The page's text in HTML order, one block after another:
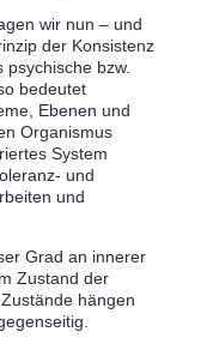
wir nun ‒ und
der Konsistenz
bzw.
bedeutet
Ebenen und
Organismus
System
und
und
Grad an innerer
Zustand der
hängen